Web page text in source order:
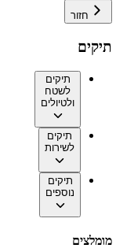
חזור
תיקים
תיקים
לשטח
ולטיולים
תיקים
לשירות
תיקים
נוספים
מומלצים